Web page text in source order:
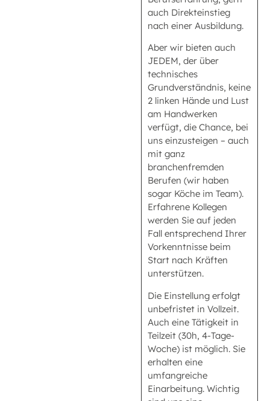
auch Direkteinstieg
nach einer Ausbildung.
Aber wir bieten auch
JEDEM, der über
technisches
Grundverständnis, keine
2 linken Hände und Lust
am Handwerken
verfügt, die Chance, bei
uns einzusteigen – auch
mit ganz
branchenfremden
Berufen (wir haben
sogar Köche im Team).
Erfahrene Kollegen
werden Sie auf jeden
Fall entsprechend Ihrer
Vorkenntnisse beim
Start nach Kräften
unterstützen.
Die Einstellung erfolgt
unbefristet in Vollzeit.
Auch eine Tätigkeit in
Teilzeit (30h, 4-Tage-
Woche) ist möglich. Sie
erhalten eine
umfangreiche
Einarbeitung. Wichtig